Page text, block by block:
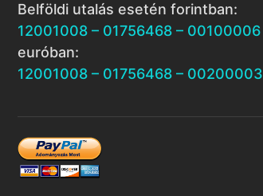
Belföldi utalás esetén forintban:
12001008 – 01756468 – 00100006
euróban:
12001008 – 01756468 – 00200003